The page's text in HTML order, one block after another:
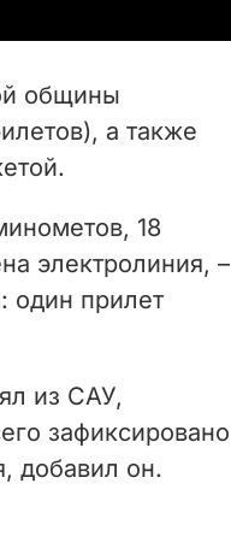
общины
а также
18
электролиния, –
один прилет
из САУ,
зафиксировано
добавил он.